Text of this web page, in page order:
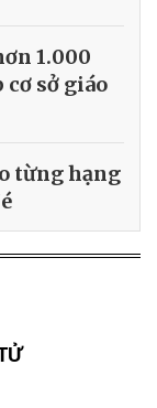
1.000
cơ sở giáo
từng hạng